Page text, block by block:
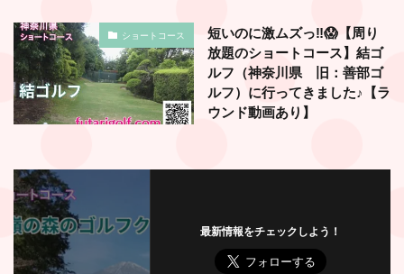
ショートコース
短いのに激ムズっ‼️😱【周り
放題のショートコース】結ゴ
ルフ（神奈川県 旧：善部ゴ
ルフ）に行ってきました♪【ラ
ウンド動画あり】
最新情報をチェックしよう！